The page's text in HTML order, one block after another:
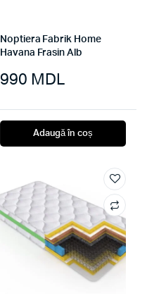
Noptiera Fabrik Home
Havana Frasin Alb
990 MDL
Adaugă în coș